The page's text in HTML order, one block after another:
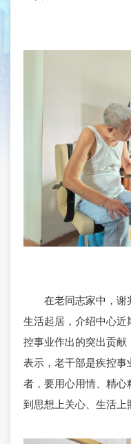
在老同志家中，谢
生活起居，介绍中心
控事业作出的突出贡献
表示，老干部是疾控事
者，要用心用情、精心
到思想上关心、生活上